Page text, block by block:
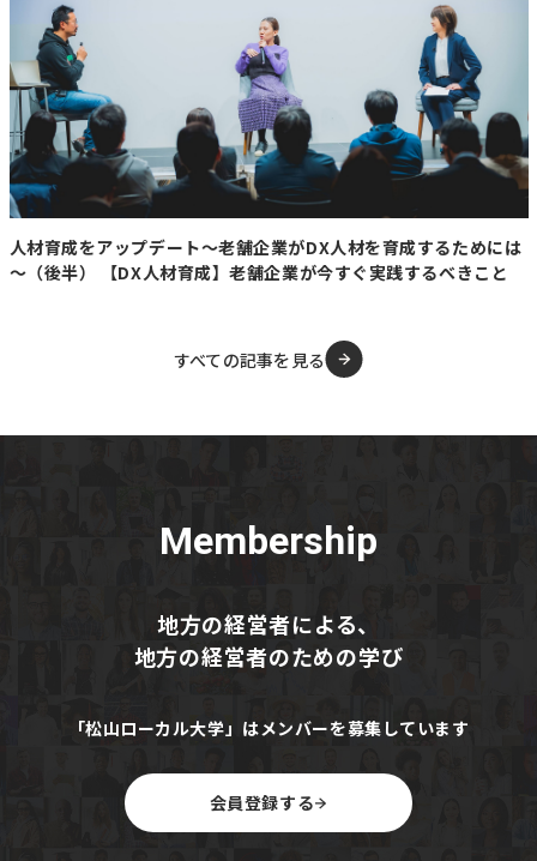
【要約】
・来遊数は前年比約半減の見通し
北海道の2026年秋サケ来遊数は364万5千匹と予測され、
記録的な不漁だった2025年からさらに46.9％減少する見
込み。1976年以来の低水準だった前年を大きく下回る深
・原因は海洋環境の変化
餌となるプランクトンが不足し、生育が悪化したことが主
な要因とされる。近年は海水温上昇なども加わり、資源の
声が上がっており、漁業経営や地域経済への深刻な影響が
秋サケまでここまで減ると、もはや一時的な不漁ではな
すね。ホタテやスルメイカも含め、海の変化が地域経済や
食文化に直結しています。これからは漁獲量だけを追うの
ではなく、養殖や資源管理、海洋環境の研究などへの投資
がますます重要になるはずです。北海道の基幹産業だから
こそ、長期的な視点で守り育てる戦略が求められていま
人材育成をアップデート～老舗企業がDX人材を育成するためには
～（後半） 【DX人材育成】老舗企業が今すぐ実践するべきこと
すべての記事を見る
Membership
地方の経営者による、
地方の経営者のための学び
「松山ローカル大学」はメンバーを募集しています
会員登録する